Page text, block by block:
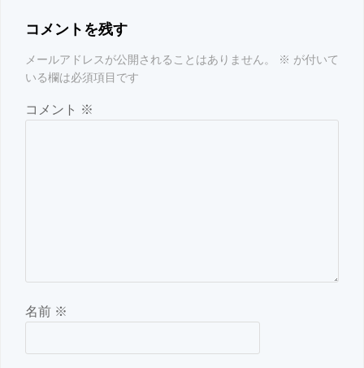
コメントを残す
メールアドレスが公開されることはありません。 ※ が付いて
いる欄は必須項目です
コメント ※
名前 ※